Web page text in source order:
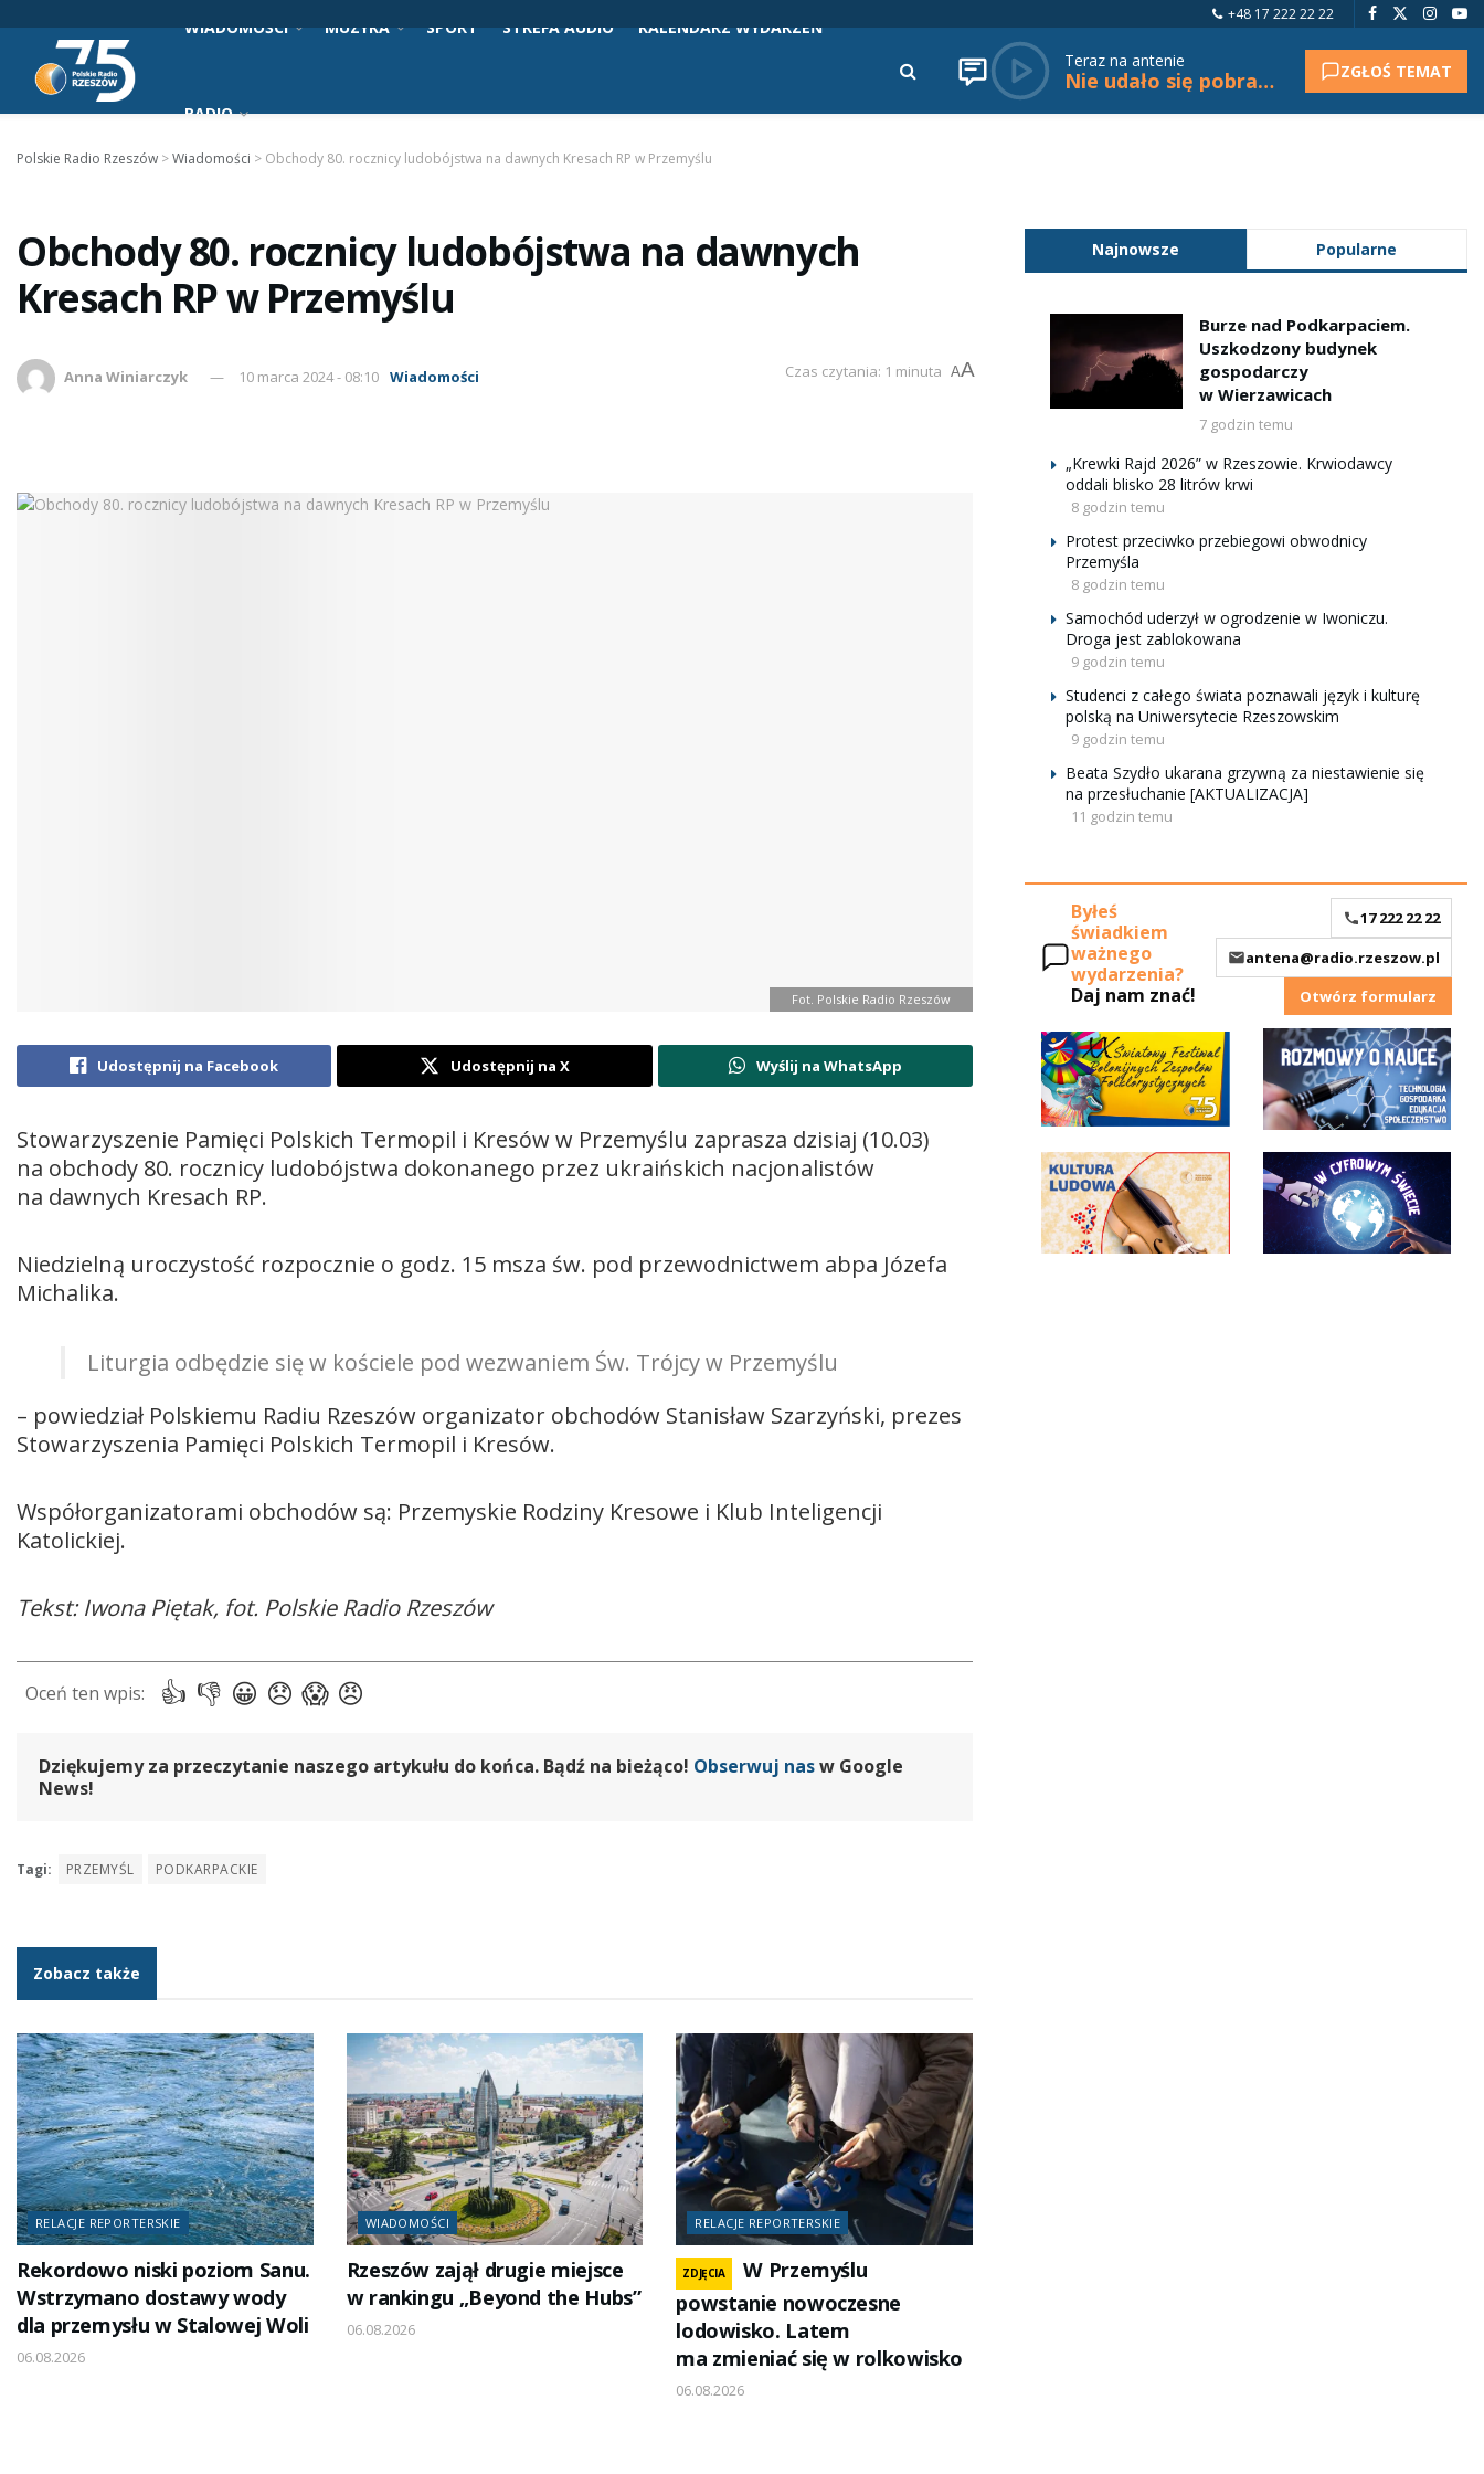
+48 17 222 22 22
WIADOMOŚCI MUZYKA SPORT STREFA AUDIO KALENDARZ WYDARZEŃ
RADIO
Teraz na antenie
Nie udało się pobrać tytułu. ZGŁOŚ TEMAT
Polskie Radio Rzeszów >Wiadomości > Obchody 80. rocznicy ludobójstwa na dawnych Kresach RP w Przemyślu
Obchody 80. rocznicy ludobójstwa na dawnych
Kresach RP w Przemyślu
Anna Winiarczyk 10 marca 2024 - 08:10 Wiadomości Czas czytania: 1 minuta AA
Fot. Polskie Radio Rzeszów
Udostępnij na Facebook Udostępnij na X Wyślij na WhatsApp
Stowarzyszenie Pamięci Polskich Termopil i Kresów w Przemyślu zaprasza dzisiaj (10.03)
na obchody 80. rocznicy ludobójstwa dokonanego przez ukraińskich nacjonalistów
na dawnych Kresach RP.
Niedzielną uroczystość rozpocznie o godz. 15 msza św. pod przewodnictwem abpa Józefa
Michalika.
Liturgia odbędzie się w kościele pod wezwaniem Św. Trójcy w Przemyślu
– powiedział Polskiemu Radiu Rzeszów organizator obchodów Stanisław Szarzyński, prezes
Stowarzyszenia Pamięci Polskich Termopil i Kresów.
Współorganizatorami obchodów są: Przemyskie Rodziny Kresowe i Klub Inteligencji
Katolickiej.
Tekst: Iwona Piętak, fot. Polskie Radio Rzeszów
Dziękujemy za przeczytanie naszego artykułu do końca. Bądź na bieżąco! Obserwuj nasw Google
News!
Tagi: PRZEMYŚL PODKARPACKIE
Zobacz także
RELACJE REPORTERSKIE
Rekordowo niski poziom Sanu.
Wstrzymano dostawy wody
dla przemysłu w Stalowej Woli
06.08.2026
WIADOMOŚCI
Rzeszów zajął drugie miejsce
w rankingu „Beyond the Hubs”
06.08.2026
RELACJE REPORTERSKIE
ZDJĘCIA
W Przemyślu
powstanie nowoczesne
lodowisko. Latem
ma zmieniać się w rolkowisko
06.08.2026
Najnowsze Popularne
Burze nad Podkarpaciem.
Uszkodzony budynek
gospodarczy
w Wierzawicach
7 godzin temu
„Krewki Rajd 2026” w Rzeszowie. Krwiodawcy
oddali blisko 28 litrów krwi
8 godzin temu
Protest przeciwko przebiegowi obwodnicy
Przemyśla
8 godzin temu
Samochód uderzył w ogrodzenie w Iwoniczu.
Droga jest zablokowana
9 godzin temu
Studenci z całego świata poznawali język i kulturę
polską na Uniwersytecie Rzeszowskim
9 godzin temu
Beata Szydło ukarana grzywną za niestawienie się
na przesłuchanie [AKTUALIZACJA]
11 godzin temu
Byłeś
świadkiem
ważnego
wydarzenia?
Daj nam znać!
17 222 22 22
antena@radio.rzeszow.pl
Otwórz formularz